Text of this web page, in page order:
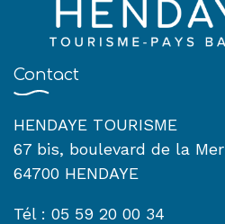
Contact
HENDAYE TOURISME
67 bis, boulevard de la Mer
64700 HENDAYE
Tél : 05 59 20 00 34